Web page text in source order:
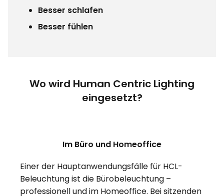
Besser schlafen
Besser fühlen
Wo wird Human Centric Lighting
eingesetzt?
Im Büro und Homeoffice
Einer der Hauptanwendungsfälle für HCL-
Beleuchtung ist die Bürobeleuchtung –
professionell und im Homeoffice. Bei sitzenden